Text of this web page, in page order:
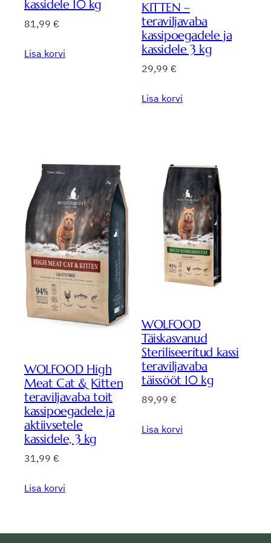
kassidele 10 kg
81,99 €
Lisa korvi
KITTEN –
teraviljavaba
kassipoegadele ja
kassidele 3 kg
29,99 €
Lisa korvi
WOLFOOD High
Meat Cat & Kitten
teraviljavaba toit
kassipoegadele ja
aktiivsetele
kassidele, 3 kg
31,99 €
Lisa korvi
WOLFOOD
Täiskasvanud
Steriliseeritud kassi
teraviljavaba
täissööt 10 kg
89,99 €
Lisa korvi